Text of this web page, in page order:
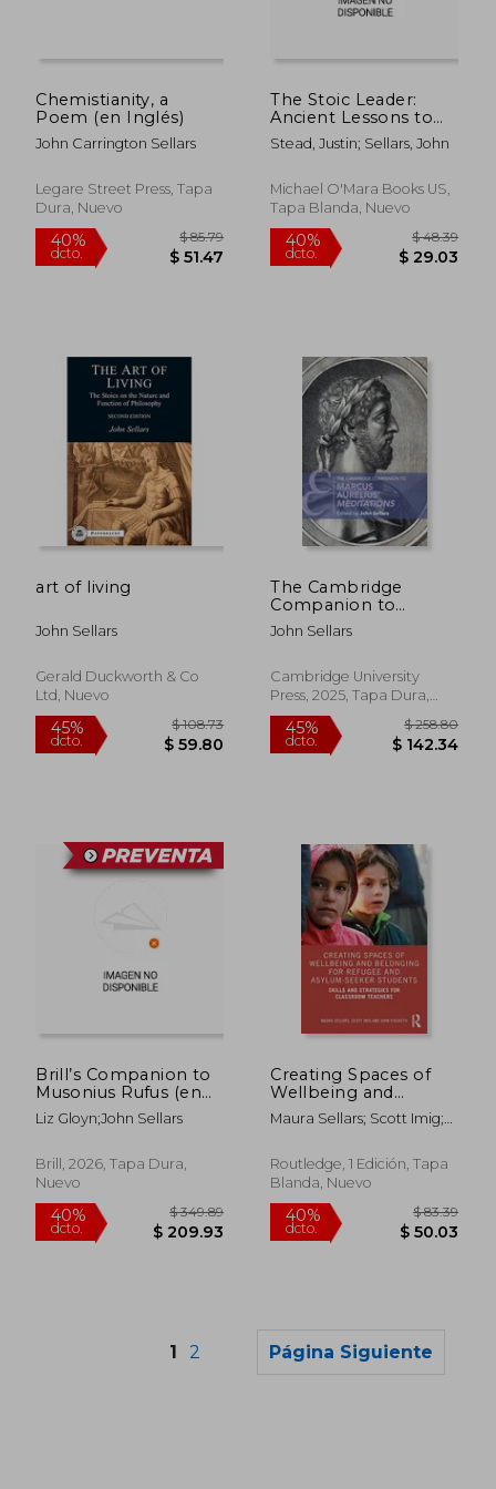
45%
dcto.
$ 297.08
$ 163.39
45%
dcto.
$ 63.53
Chemistianity, a
Poem (en Inglés)
John Carrington Sellars
Legare Street Press, Tapa
Dura, Nuevo
The Stoic Leader:
Ancient Lessons to
Succeed in Business
(en Inglés)
Stead, Justin; Sellars, John
Michael O'Mara Books US,
Tapa Blanda, Nuevo
art of living
John Sellars
Gerald Duckworth & Co
Ltd, Nuevo
The Cambridge
Companion to
Marcus Aurelius'
Meditations
John Sellars
Cambridge University
Press, 2025, Tapa Dura,
Nuevo
Brill’s Companion to
Musonius Rufus (en
Inglés)
Liz Gloyn;John Sellars
Brill, 2026, Tapa Dura,
Nuevo
Creating Spaces of
Wellbeing and
Belonging for
Refugee and Asylum-
Skills and Strategies
for Classroom
Maura Sellars; Scott Imig;
Routledge, 1 Edición, Tapa
Blanda, Nuevo
1 2 Página Siguiente